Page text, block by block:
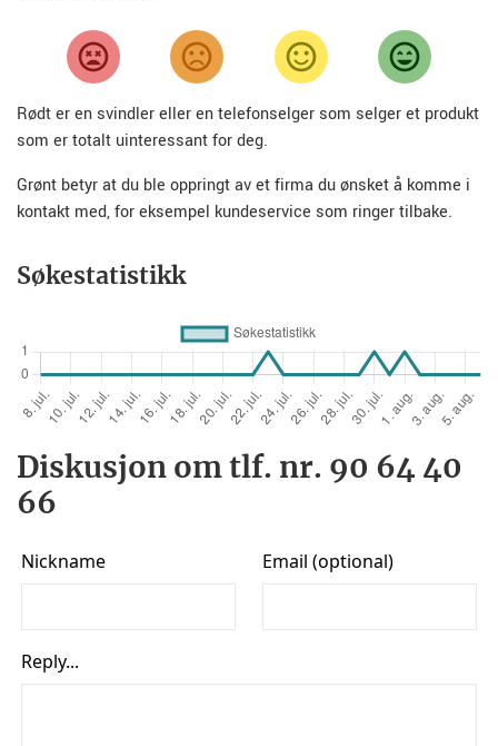
Rødt er en svindler eller en telefonselger som selger et produkt
som er totalt uinteressant for deg.
Grønt betyr at du ble oppringt av et firma du ønsket å komme i
kontakt med, for eksempel kundeservice som ringer tilbake.
Søkestatistikk
Diskusjon om tlf. nr. 90 64 40
66